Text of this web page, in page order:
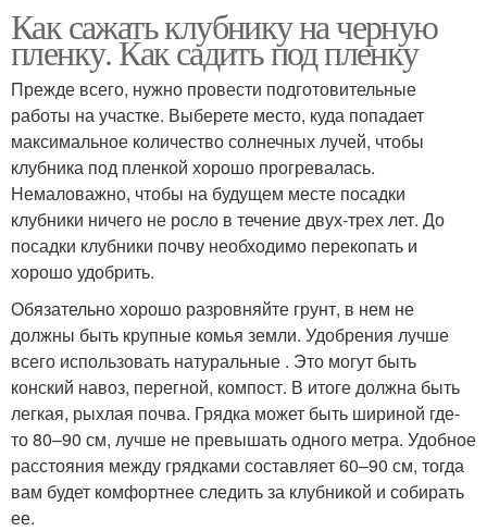
Как сажать клубнику на черную
пленку. Как садить под пленку
Прежде всего, нужно провести подготовительные
работы на участке. Выберете место, куда попадает
максимальное количество солнечных лучей, чтобы
клубника под пленкой хорошо прогревалась.
Немаловажно, чтобы на будущем месте посадки
клубники ничего не росло в течение двух-трех лет. До
посадки клубники почву необходимо перекопать и
хорошо удобрить.
Обязательно хорошо разровняйте грунт, в нем не
должны быть крупные комья земли. Удобрения лучше
всего использовать натуральные . Это могут быть
конский навоз, перегной, компост. В итоге должна быть
легкая, рыхлая почва. Грядка может быть шириной где-
то 80–90 см, лучше не превышать одного метра. Удобное
расстояния между грядками составляет 60–90 см, тогда
вам будет комфортнее следить за клубникой и собирать
ее.